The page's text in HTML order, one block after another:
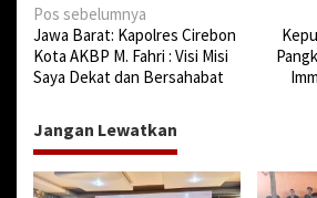
N
a
v
g
a
Pos sebelumnya
Jawa Barat: Kapolres Cirebon
Kota AKBP M. Fahri : Visi Misi
Saya Dekat dan Bersahabat
Jangan Lewatkan